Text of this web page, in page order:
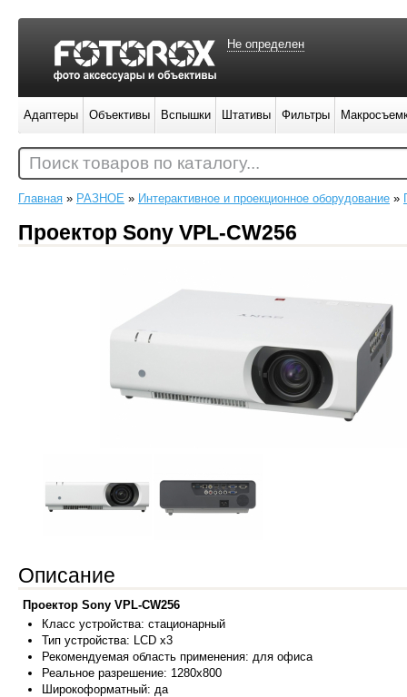
Главная » РАЗНОЕ » Интерактивное и проекционное оборудование »
Проектор Sony VPL-CW256
Описание
Проектор Sony VPL-CW256
Класс устройства: стационарный
Тип устройства: LCD x3
Рекомендуемая область применения: для офиса
Реальное разрешение: 1280x800
Широкоформатный: да
Не определен
Адаптеры Объективы Вспышки Штативы Фильтры
Поиск товаров по каталогу...